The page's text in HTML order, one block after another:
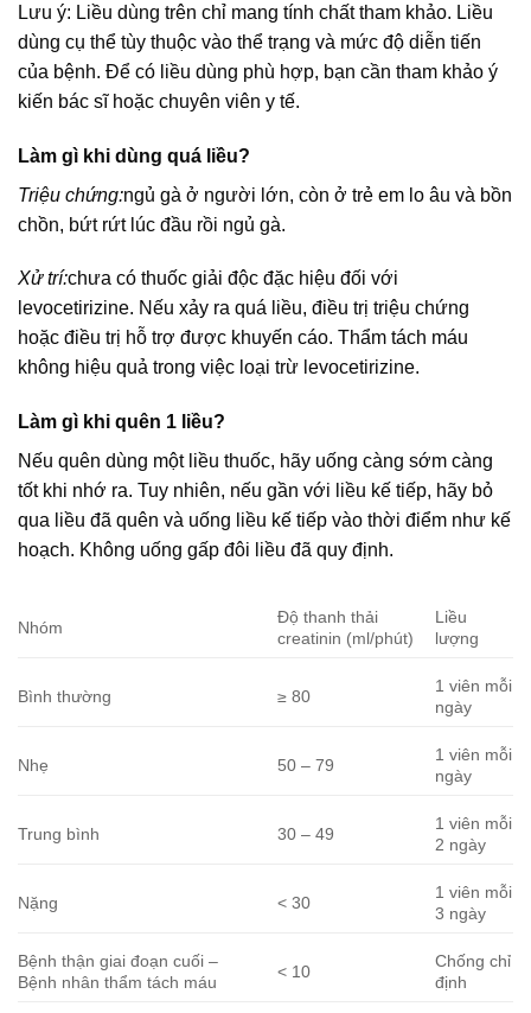
Lưu ý: Liều dùng trên chỉ mang tính chất tham khảo. Liều
dùng cụ thể tùy thuộc vào thể trạng và mức độ diễn tiến
của bệnh. Để có liều dùng phù hợp, bạn cần tham khảo ý
kiến bác sĩ hoặc chuyên viên y tế.
Làm gì khi dùng quá liều?
Triệu chứng:ngủ gà ở người lớn, còn ở trẻ em lo âu và bồn
chồn, bứt rứt lúc đầu rồi ngủ gà.
Xử trí:chưa có thuốc giải độc đặc hiệu đối với
levocetirizine. Nếu xảy ra quá liều, điều trị triệu chứng
hoặc điều trị hỗ trợ được khuyến cáo. Thẩm tách máu
không hiệu quả trong việc loại trừ levocetirizine.
Làm gì khi quên 1 liều?
Nếu quên dùng một liều thuốc, hãy uống càng sớm càng
tốt khi nhớ ra. Tuy nhiên, nếu gần với liều kế tiếp, hãy bỏ
qua liều đã quên và uống liều kế tiếp vào thời điểm như kế
hoạch. Không uống gấp đôi liều đã quy định.
Nhóm
Độ thanh thải
creatinin (ml/phút)
Liều
lượng
Bình thường ≥ 80
1 viên mỗi
ngày
Nhẹ 50 – 79
1 viên mỗi
ngày
Trung bình 30 – 49
1 viên mỗi
2 ngày
Nặng < 30
1 viên mỗi
3 ngày
Bệnh thận giai đoạn cuối –
Bệnh nhân thẩm tách máu
< 10
Chống chỉ
định